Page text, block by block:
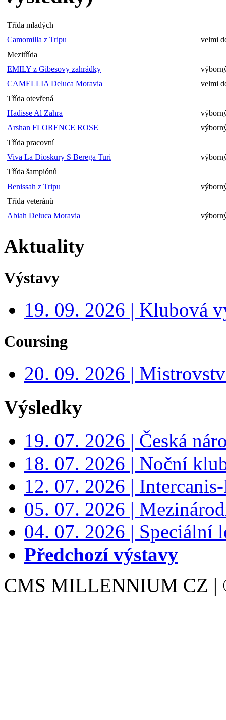
Třída mladých
Camomilla z Tripu
velmi
Mezitřída
EMILY z Gibesovy zahrádky
CAMELLIA Deluca Moravia
velmi
Třída otevřená
Hadisse Al Zahra
Arshan FLORENCE ROSE
Třída pracovní
Viva La Dioskury S Berega Turi
Třída šampiónů
Benissah z Tripu
Třída veteránů
Abiah Deluca Moravia
Aktuality
Výstavy
19. 09. 2026 | Klubová
Coursing
20. 09. 2026 |
Výsledky
19. 07. 2026 | Česká
18. 07. 2026 | Noční
12. 07. 2026 |
05. 07. 2026 |
04. 07. 2026 | Speciální
Předchozí výstavy
CMS MILLENNIUM CZ |